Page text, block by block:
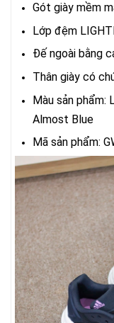
Gót giày mềm
Lớp đệm
Đế ngoài bằng
Thân giày có
Màu sản
Almost Blue
Mã sản phẩm: